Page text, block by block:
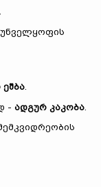
.
.
- ადგურ კაკობა.